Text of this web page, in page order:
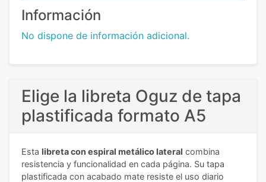
Información
No dispone de información adicional.
Elige la libreta Oguz de tapa
plastificada formato A5
Esta libreta con espiral metálico lateral combina
resistencia y funcionalidad en cada página. Su tapa
plastificada con acabado mate resiste el uso diario